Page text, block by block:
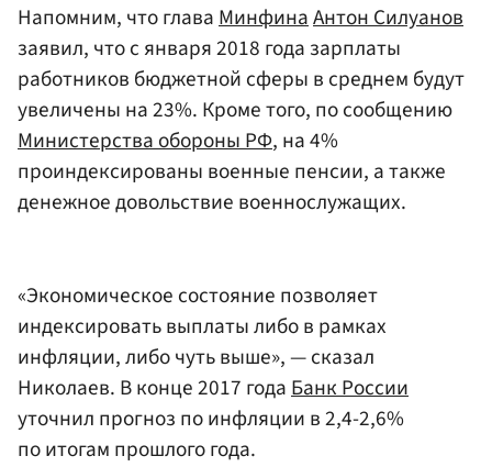
Напомним, что главаМинфинаАнтон Силуанов
заявил, что с января 2018 года зарплаты
работников бюджетной сферы в среднем будут
увеличены на 23%. Кроме того, по сообщению
Министерства обороны РФ, на 4%
проиндексированы военные пенсии, а также
денежное довольствие военнослужащих.
«Экономическое состояние позволяет
индексировать выплаты либо в рамках
инфляции, либо чуть выше», — сказал
Николаев. В конце 2017 годаБанк России
уточнил прогноз по инфляции в 2,4-2,6%
по итогам прошлого года.